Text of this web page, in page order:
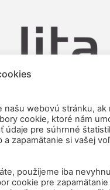
našu webovú stránku, ak
cookie, ktoré nám
údaje pre súhrnné
a zapamätanie si vašej
použijeme iba
cookie pre zapamätanie